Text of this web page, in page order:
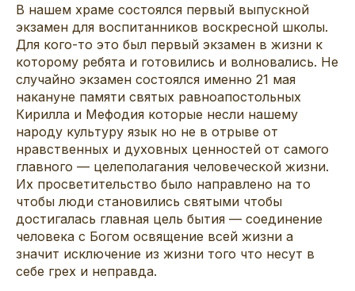
В нашем храме состоялся первый выпускной
экзамен для воспитанников воскресной школы.
Для кого-то это был первый экзамен в жизни к
которому ребята и готовились и волновались. Не
случайно экзамен состоялся именно 21 мая
накануне памяти святых равноапостольных
Кирилла и Мефодия которые несли нашему
народу культуру язык но не в отрыве от
нравственных и духовных ценностей от самого
главного — целеполагания человеческой жизни.
Их просветительство было направлено на то
чтобы люди становились святыми чтобы
достигалась главная цель бытия — соединение
человека с Богом освящение всей жизни а
значит исключение из жизни того что несут в
себе грех и неправда.